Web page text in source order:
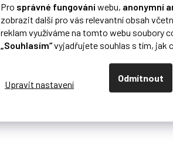
Pro správné fungováníwebu, anonymní
zobrazit další pro vás relevantní obsah
reklam využíváme na tomto webu soubory
„Souhlasím“vyjadřujete souhlas s tím, jak
Odmítnout